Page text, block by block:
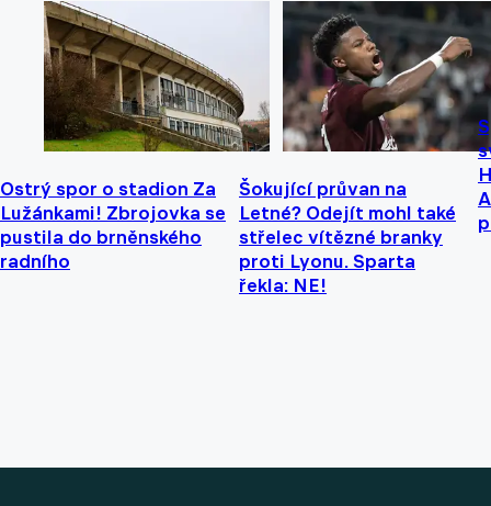
Ostrý spor o stadion Za
Lužánkami! Zbrojovka se
pustila do brněnského
radního
Šokující průvan na
Letné? Odejít mohl také
střelec vítězné branky
proti Lyonu. Sparta
řekla: NE!